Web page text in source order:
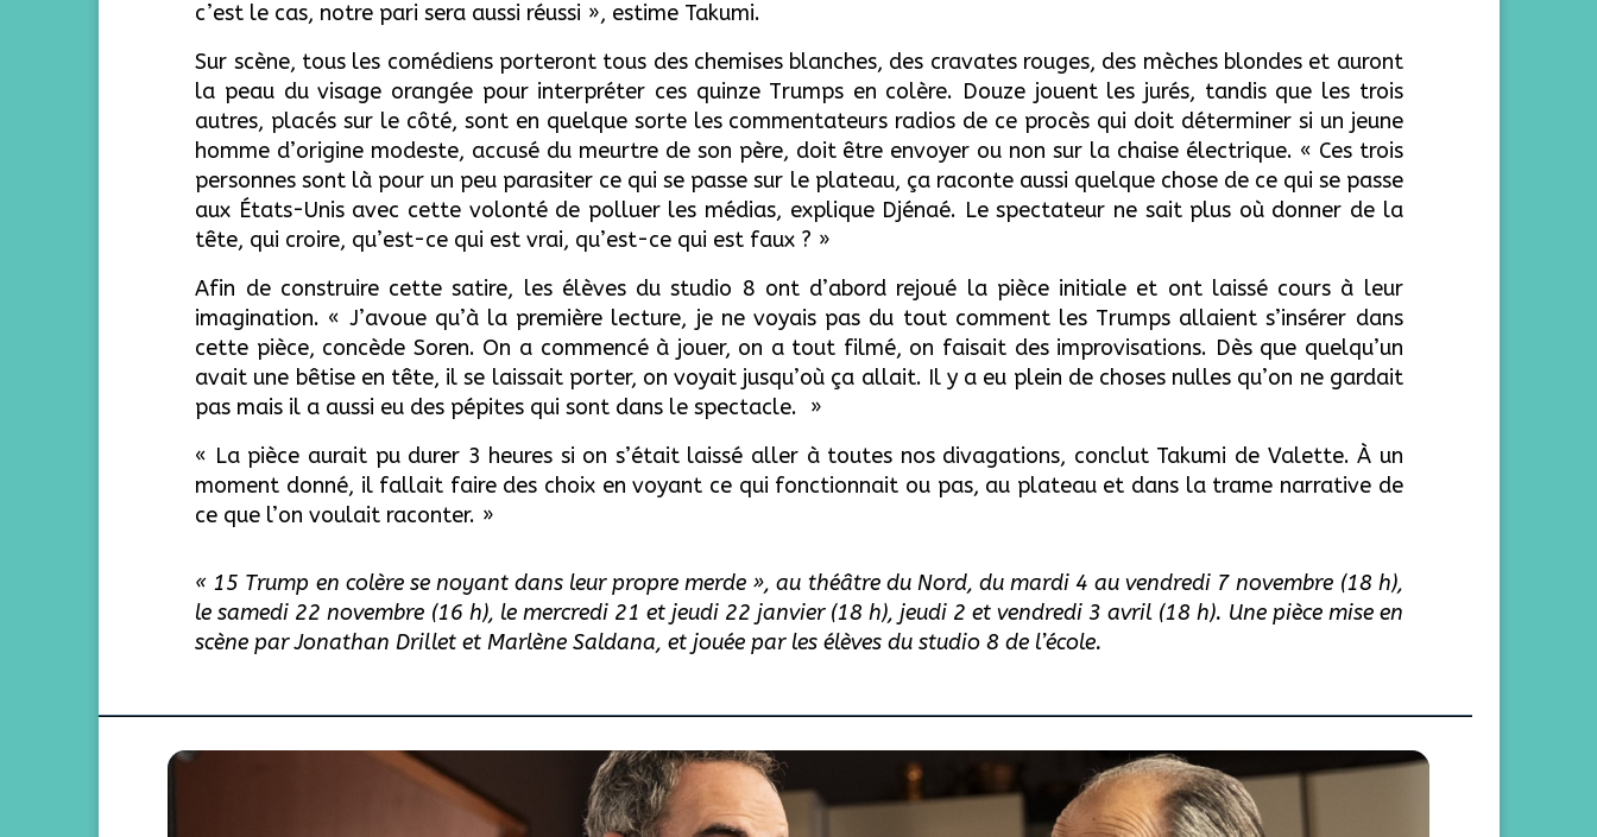
c’est le cas, notre pari sera aussi réussi », estime Takumi.
Sur scène, tous les comédiens porteront tous des chemises blanches, des cravates rouges, des mèches blondes et auront
la peau du visage orangée pour interpréter ces quinze Trumps en colère. Douze jouent les jurés, tandis que les trois
autres, placés sur le côté, sont en quelque sorte les commentateurs radios de ce procès qui doit déterminer si un jeune
homme d’origine modeste, accusé du meurtre de son père, doit être envoyer ou non sur la chaise électrique. « Ces trois
personnes sont là pour un peu parasiter ce qui se passe sur le plateau, ça raconte aussi quelque chose de ce qui se passe
aux États-Unis avec cette volonté de polluer les médias, explique Djénaé. Le spectateur ne sait plus où donner de la
tête, qui croire, qu’est-ce qui est vrai, qu’est-ce qui est faux ? »
Afin de construire cette satire, les élèves du studio 8 ont d’abord rejoué la pièce initiale et ont laissé cours à leur
imagination. « J’avoue qu’à la première lecture, je ne voyais pas du tout comment les Trumps allaient s’insérer dans
cette pièce, concède Soren. On a commencé à jouer, on a tout filmé, on faisait des improvisations. Dès que quelqu’un
avait une bêtise en tête, il se laissait porter, on voyait jusqu’où ça allait. Il y a eu plein de choses nulles qu’on ne gardait
pas mais il a aussi eu des pépites qui sont dans le spectacle. »
« La pièce aurait pu durer 3 heures si on s’était laissé aller à toutes nos divagations, conclut Takumi de Valette. À un
moment donné, il fallait faire des choix en voyant ce qui fonctionnait ou pas, au plateau et dans la trame narrative de
ce que l’on voulait raconter. »
« 15 Trump en colère se noyant dans leur propre merde », au théâtre du Nord, du mardi 4 au vendredi 7 novembre (18 h),
le samedi 22 novembre (16 h), le mercredi 21 et jeudi 22 janvier (18 h), jeudi 2 et vendredi 3 avril (18 h). Une pièce mise en
scène par Jonathan Drillet et Marlène Saldana, et jouée par les élèves du studio 8 de l’école.